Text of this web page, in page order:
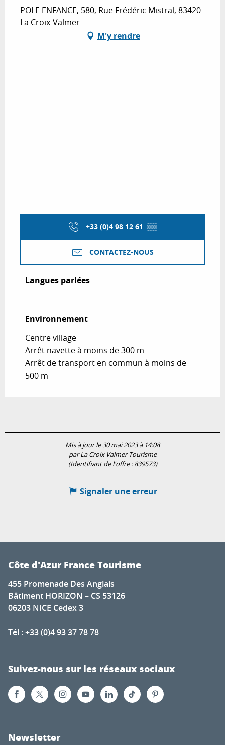
POLE ENFANCE, 580, Rue Frédéric Mistral, 83420
La Croix-Valmer
M'y rendre
+33 (0)4 98 12 61 ▒▒
CONTACTEZ-NOUS
Langues parlées
Langues parlées
Environnement
Environnement
Centre village
Arrêt navette à moins de 300 m
Arrêt de transport en commun à moins de
500 m
Mis à jour le 30 mai 2023 à 14:08
par La Croix Valmer Tourisme
(Identifiant de l'offre :839573)
Signaler une erreur
Côte d'Azur France Tourisme
455 Promenade Des Anglais
Bâtiment HORIZON – CS 53126
06203 NICE Cedex 3
Tél : +33 (0)4 93 37 78 78
Suivez-nous sur les réseaux sociaux
Newsletter